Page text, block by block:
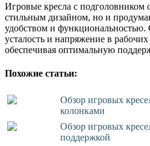
Игровые кресла с подголовником
стильным дизайном, но и
удобством и
усталость и напряжение в
обеспечивая оптимальную
Похожие статьи:
Обзор игровых
колонками
Обзор игровых
поддержкой